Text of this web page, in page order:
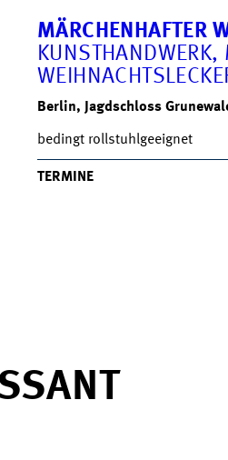
MÄRCHENHAFTER
Berlin, Jagdschloss
bedingt rollstuhlgeeignet
TERMINE